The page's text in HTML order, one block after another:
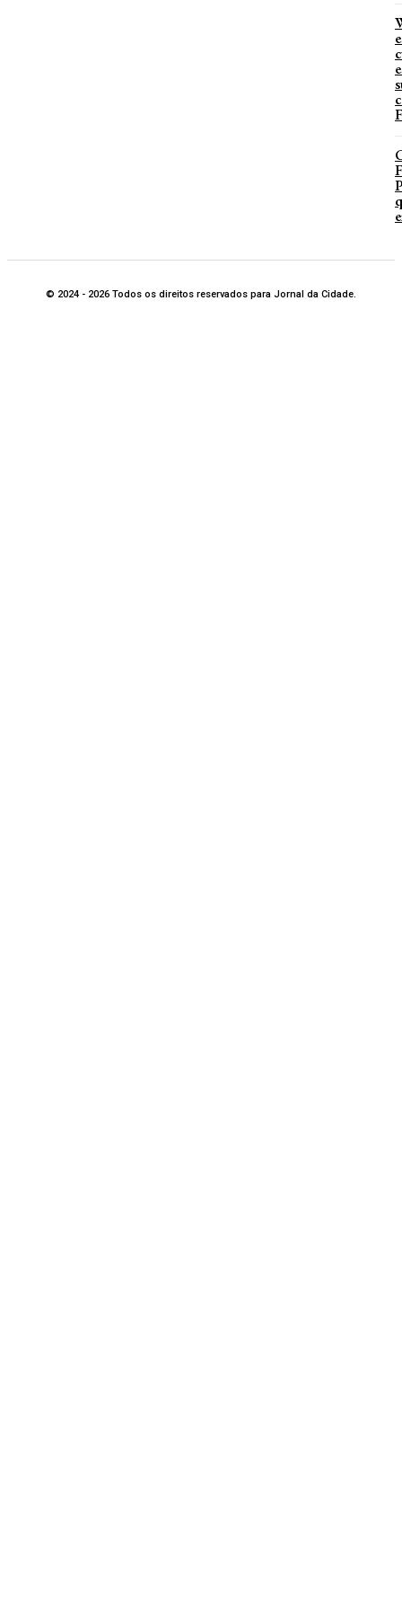
© 2024 - 2026 Todos os direitos reservados para Jornal da Cidade.